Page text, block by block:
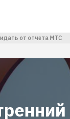
от отчета МТС